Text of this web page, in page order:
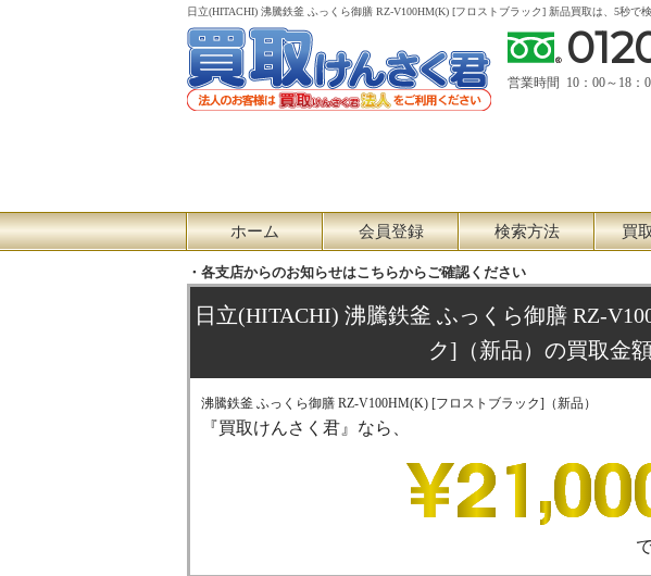
日立(HITACHI) 沸騰鉄釜 ふっくら御膳 RZ-V100HM(K) [フロストブラック] 新品買取は、5秒で
営業時間 10：00～18：
ホーム 会員登録 検索方法 買
・各支店からのお知らせはこちらからご確認ください
日立(HITACHI) 沸騰鉄釜 ふっくら御膳 RZ-
ク]（新品）の買取金
沸騰鉄釜 ふっくら御膳 RZ-V100HM(K) [フロストブラック]（新品）
『買取けんさく君』なら、